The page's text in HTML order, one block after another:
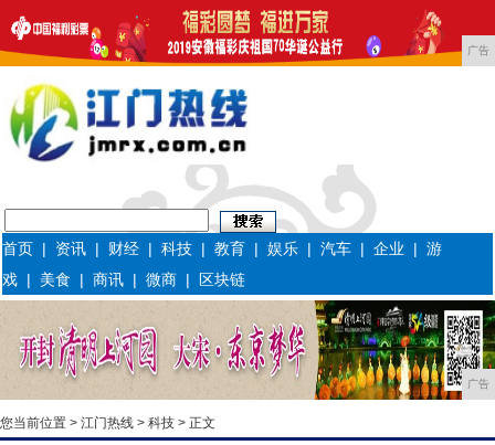
广告
首页 | 资讯 | 财经 |科技 |教育 |娱乐 |汽车 |企业 |游
戏 | 美食 |商讯 |微商 | 区块链
广告
您当前位置 > 江门热线 > 科技 > 正文